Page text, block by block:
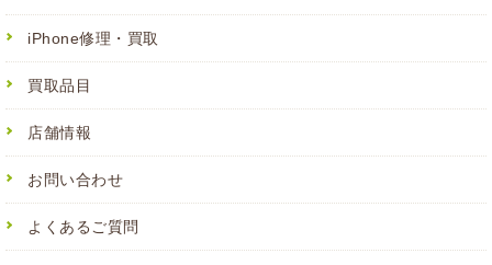
iPhone修理・買取
買取品目
店舗情報
お問い合わせ
よくあるご質問